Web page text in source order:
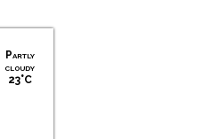
Partly
cloudy
23°C